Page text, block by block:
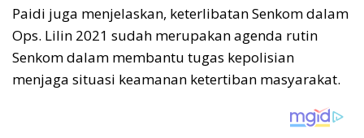
Paidi juga menjelaskan, keterlibatan Senkom dalam
Ops. Lilin 2021 sudah merupakan agenda rutin
Senkom dalam membantu tugas kepolisian
menjaga situasi keamanan ketertiban masyarakat.